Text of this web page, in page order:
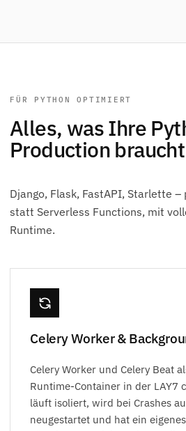
FÜR PYTHON OPTIMIERT
Alles, was Ihre
Production braucht
Django, Flask, FastAPI, Starlette
statt Serverless Functions, mit
Runtime.
Celery Worker &
Celery Worker und Celery Beat
Runtime-Container in der LAY7
läuft isoliert, wird bei Crashes
neugestartet und hat ein